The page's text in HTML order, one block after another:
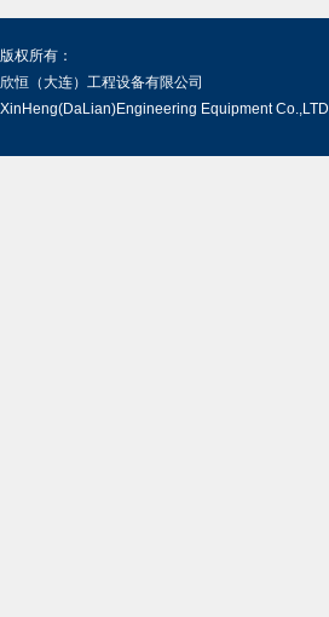
版权所有：
欣恒（大连）工程设备有限公司
XinHeng(DaLian)Engineering Equipment Co.,LTD